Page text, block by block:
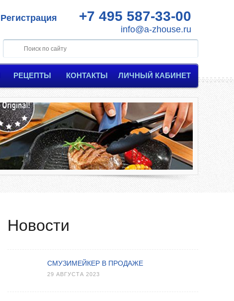
Регистрация +7 495 587-33-00
info@a-zhouse.ru
РЕЦЕПТЫ КОНТАКТЫ ЛИЧНЫЙ КАБИНЕТ
Новости
СМУЗИМЕЙКЕР В ПРОДАЖЕ
29 АВГУСТА 2023